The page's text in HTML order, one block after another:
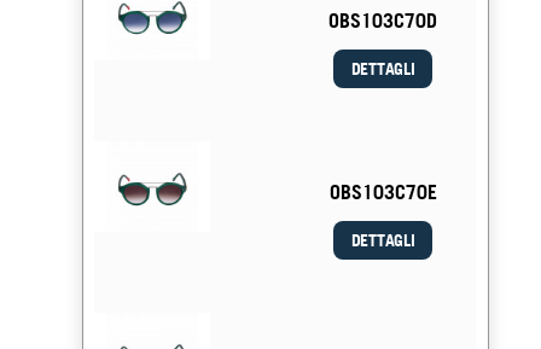
OBS103C70D
DETTAGLI
OBS103C70E
DETTAGLI